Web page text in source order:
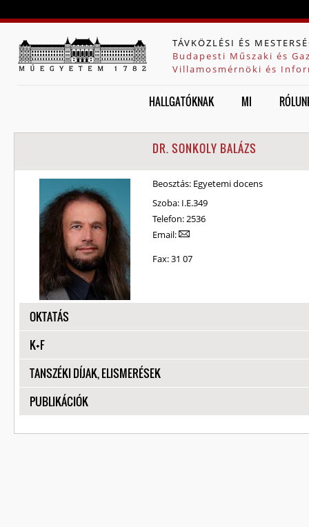
TÁVKÖZLÉSI ÉS
Budapesti Műszaki és
Villamosmérnöki és
HALLGATÓKNAK MI
DR. SONKOLY BALÁZS
Beosztás: Egyetemi docens
Szoba: I.E.349
Telefon:2536
Email:
Fax:31 07
MEGJELENÍTÉS
OKTATÁS
MEGJELENÍTÉS
K+F
MEGJELENÍTÉS
TANSZÉKI DÍJAK, ELISMERÉSEK
MEGJELENÍTÉS
PUBLIKÁCIÓK